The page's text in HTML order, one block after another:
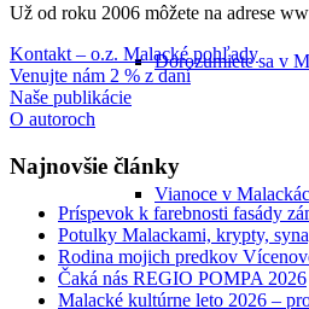
Dorozumiete sa v
Vianoce v
Už od roku 2006 môžete na adrese
Kontakt – o.z. Malacké pohľady
Venujte nám 2 % z daní
Naše publikácie
O autoroch
Najnovšie články
Príspevok k farebnosti fasády
Potulky Malackami, krypty,
Rodina mojich predkov
Čaká nás REGIO POMPA 2026
Malacké kultúrne leto 2026 –